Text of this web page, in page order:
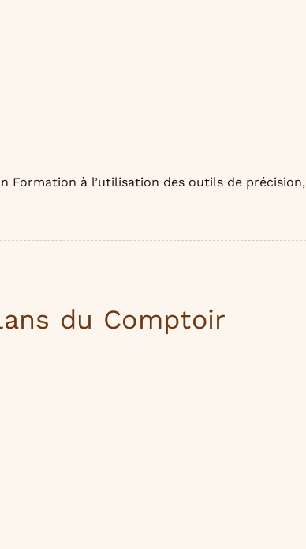
Formation à l’utilisation des outils de précision,
du Comptoir